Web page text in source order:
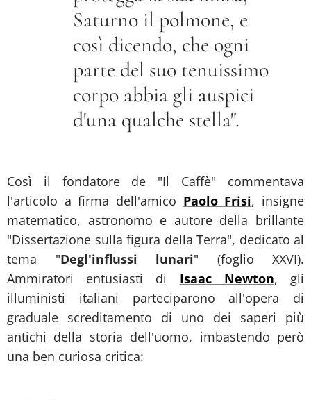
Saturno il polmone, e
così dicendo, che ogni
parte del suo tenuissimo
corpo abbia gli auspici
d'una qualche stella".
Così il fondatore de "Il Caffè" commentava
l'articolo a firma dell'amico Paolo Frisi, insigne
matematico, astronomo e autore della brillante
"Dissertazione sulla figura della Terra", dedicato al
tema "Degl'influssi lunari" (foglio XXVI).
Ammiratori entusiasti di Isaac Newton, gli
illuministi italiani parteciparono all'opera di
graduale screditamento di uno dei saperi più
antichi della storia dell'uomo, imbastendo però
una ben curiosa critica: